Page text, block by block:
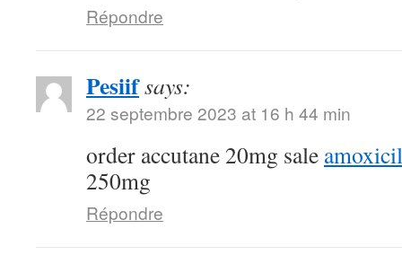
Répondre
Pesiifsays:
22 septembre 2023 at 16 h 44 min
order accutane 20mg sale
250mg
Répondre